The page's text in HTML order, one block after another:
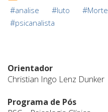
#analise #luto #Morte
#psicanalista
Orientador
Christian Ingo Lenz Dunker
Programa de Pós